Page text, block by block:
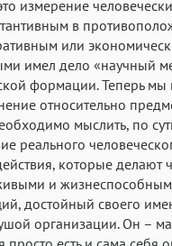
измерение
в
или
имел дело «научный
формации. Теперь мы
относительно
мыслить, по
реального
которые делают
и
достойный своего
организации. Он –